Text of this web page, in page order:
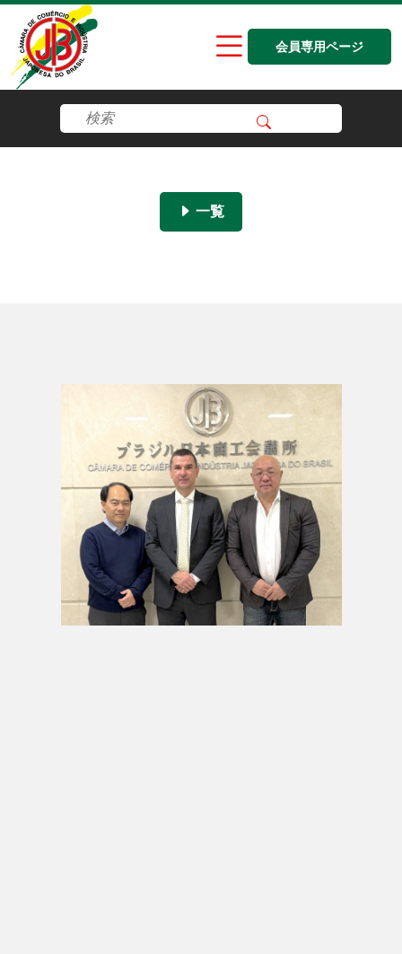
会員専用ページ
一覧